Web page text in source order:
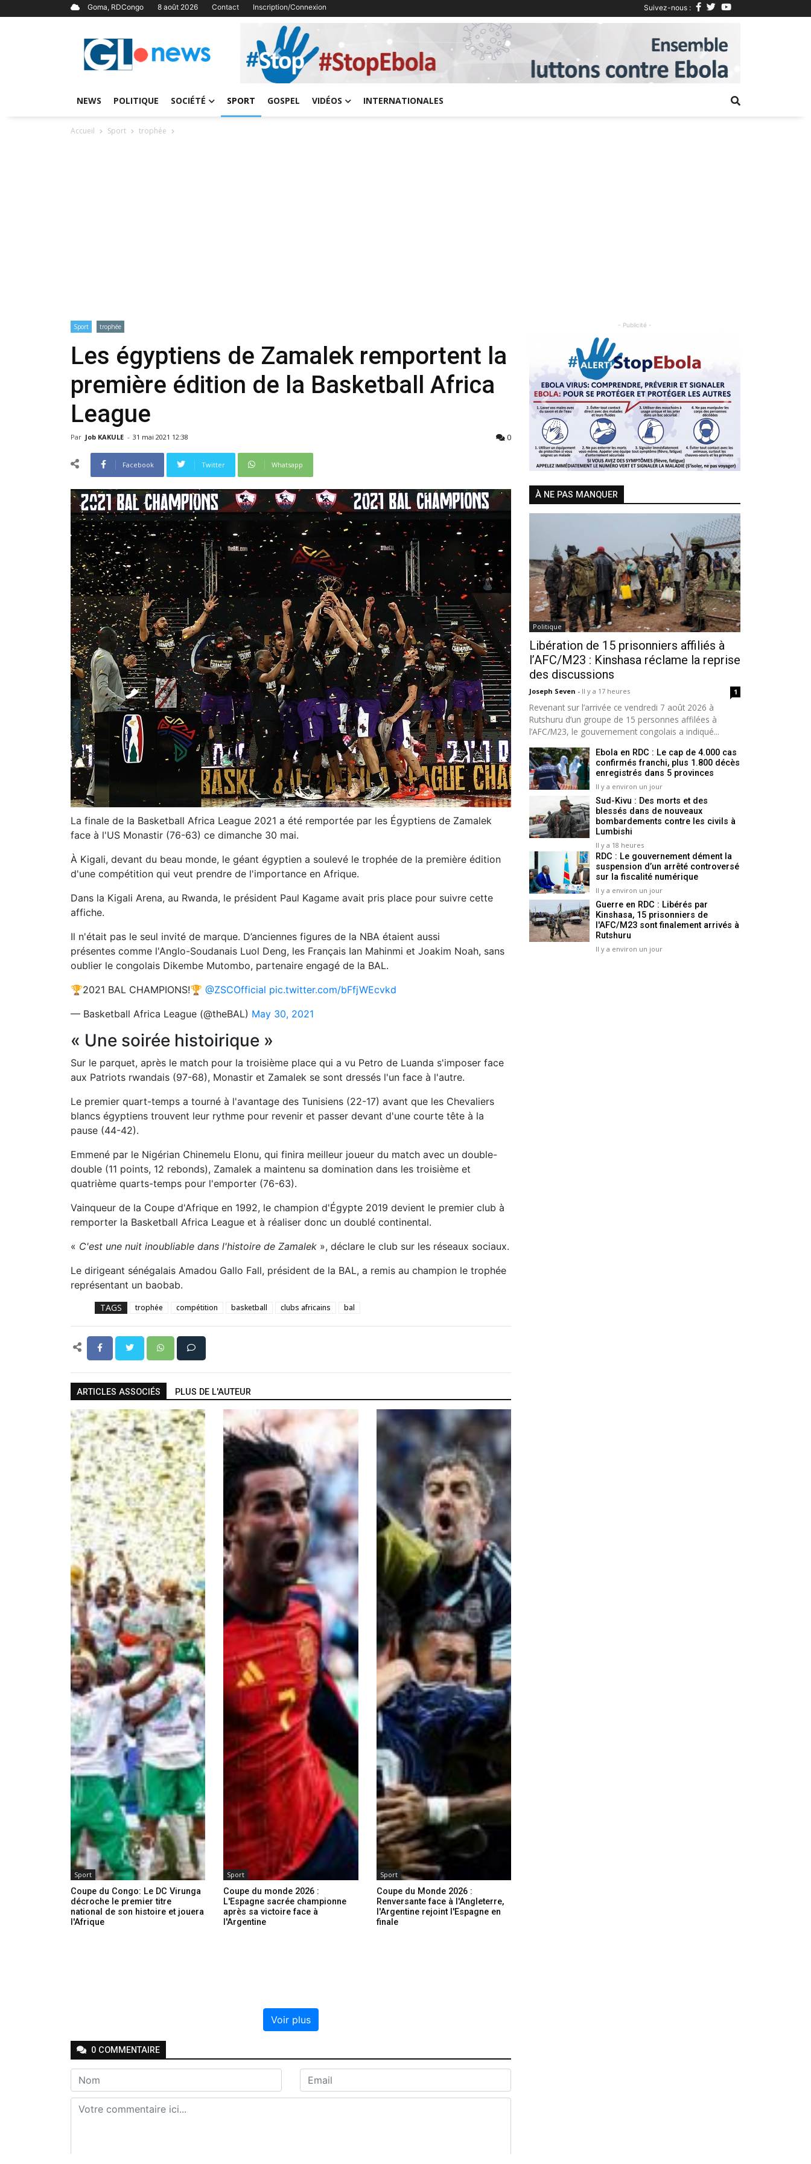
Goma, RDCongo 8 août 2026 Contact Inscription/Connexion Suivez-nous :
Previous Next
NEWS POLITIQUE SOCIÉTÉ SPORT GOSPEL VIDÉOS INTERNATIONALES
Accueil Sport trophée
Sport trophée
Les égyptiens de Zamalek remportent la
première édition de la Basketball Africa
League
Par Job KAKULE - 31 mai 2021 12:38 0
Facebook Twitter Whatsapp
La finale de la Basketball Africa League 2021 a été remportée par les Égyptiens de Zamalek
face à l'US Monastir (76-63) ce dimanche 30 mai.
À Kigali, devant du beau monde, le géant égyptien a soulevé le trophée de la première édition
d'une compétition qui veut prendre de l'importance en Afrique.
Dans la Kigali Arena, au Rwanda, le président Paul Kagame avait pris place pour suivre cette
affiche.
Il n'était pas le seul invité de marque. D’anciennes figures de la NBA étaient aussi
présentes comme l'Anglo-Soudanais Luol Deng, les Français Ian Mahinmi et Joakim Noah, sans
oublier le congolais Dikembe Mutombo, partenaire engagé de la BAL.
🏆2021 BAL CHAMPIONS!🏆 @ZSCOfficial pic.twitter.com/bFfjWEcvkd
— Basketball Africa League (@theBAL) May 30, 2021
« Une soirée histoirique »
Sur le parquet, après le match pour la troisième place qui a vu Petro de Luanda s'imposer face
aux Patriots rwandais (97-68), Monastir et Zamalek se sont dressés l'un face à l'autre.
Le premier quart-temps a tourné à l'avantage des Tunisiens (22-17) avant que les Chevaliers
blancs égyptiens trouvent leur rythme pour revenir et passer devant d'une courte tête à la
pause (44-42).
Emmené par le Nigérian Chinemelu Elonu, qui finira meilleur joueur du match avec un double-
double (11 points, 12 rebonds), Zamalek a maintenu sa domination dans les troisième et
quatrième quarts-temps pour l'emporter (76-63).
Vainqueur de la Coupe d'Afrique en 1992, le champion d'Égypte 2019 devient le premier club à
remporter la Basketball Africa League et à réaliser donc un doublé continental.
« C'est une nuit inoubliable dans l'histoire de Zamalek », déclare le club sur les réseaux sociaux.
Le dirigeant sénégalais Amadou Gallo Fall, président de la BAL, a remis au champion le trophée
représentant un baobab.
TAGS trophée compétition basketball clubs africains bal
ARTICLES ASSOCIÉS PLUS DE L'AUTEUR
Sport
Coupe du Congo: Le DC Virunga
décroche le premier titre
national de son histoire et jouera
l'Afrique
Sport
Coupe du monde 2026 :
L'Espagne sacrée championne
après sa victoire face à
l'Argentine
Sport
Coupe du Monde 2026 :
Renversante face à l'Angleterre,
l'Argentine rejoint l'Espagne en
finale
Voir plus
0 COMMENTAIRE
- Publicité -
Previous Next
À NE PAS MANQUER
Politique
Libération de 15 prisonniers affiliés à
l’AFC/M23 : Kinshasa réclame la reprise
des discussions
Joseph Seven - Il y a 17 heures 1
Revenant sur l’arrivée ce vendredi 7 août 2026 à
Rutshuru d’un groupe de 15 personnes affilées à
l’AFC/M23, le gouvernement congolais a indiqué...
Ebola en RDC : Le cap de 4.000 cas
confirmés franchi, plus 1.800 décès
enregistrés dans 5 provinces
Il y a environ un jour
Sud-Kivu : Des morts et des
blessés dans de nouveaux
bombardements contre les civils à
Lumbishi
Il y a 18 heures
RDC : Le gouvernement dément la
suspension d’un arrêté controversé
sur la fiscalité numérique
Il y a environ un jour
Guerre en RDC : Libérés par
Kinshasa, 15 prisonniers de
l'AFC/M23 sont finalement arrivés à
Rutshuru
Il y a environ un jour